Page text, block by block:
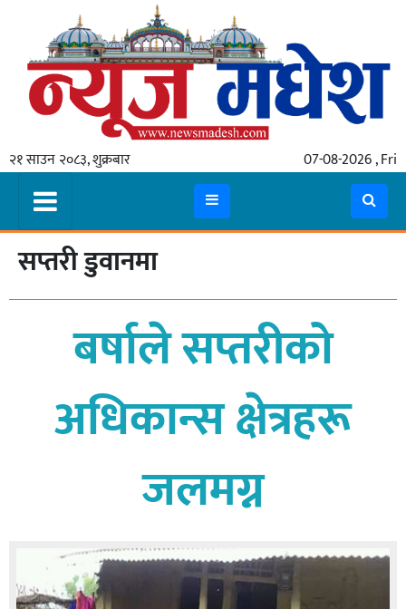
२१ साउन २०८३, शुक्रबार 07-08-2026 , Fri
गृहपृष्ठ
स्थानीय
प्रदेश
प्रदेश
बागमती
राजनीति
सप्तरी डुवानमा
बर्षाले सप्तरीको
अधिकान्स क्षेत्रहरू
जलमग्न